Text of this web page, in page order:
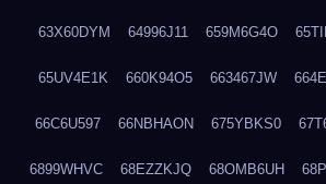
63X60DYM 64996J11 659M6G4O
65UV4E1K 660K94O5 663467JW
66C6U597 66NBHAON 675YBKS0
6899WHVC 68EZZKJQ 68OMB6UH